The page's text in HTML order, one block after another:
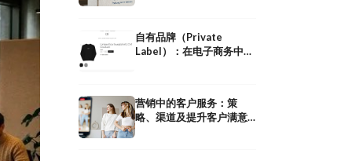
自有品牌（Private
Label）：在电子商务中的
营销中的客户服务：策
略、渠道及提升客户满意